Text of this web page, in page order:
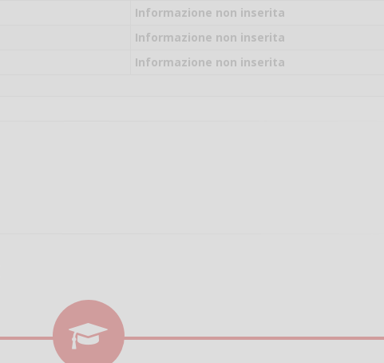
Informazione non inserita
Informazione non inserita
Informazione non inserita
come fare per
il campo per giocare
un mio amico?
Devo chiamare il